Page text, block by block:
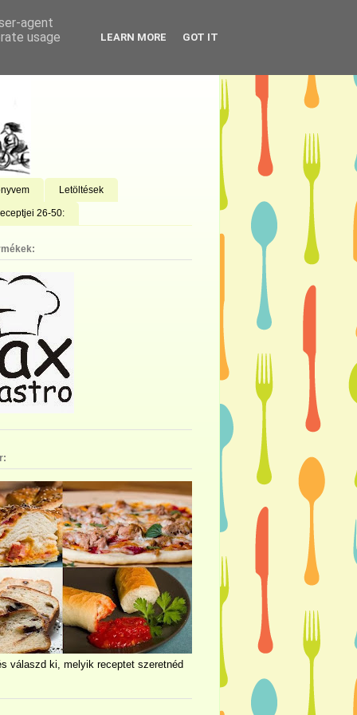
Letöltések
26-50:
válaszd ki, melyik receptet szeretnéd
agent
usage
LEARN MORE GOT IT